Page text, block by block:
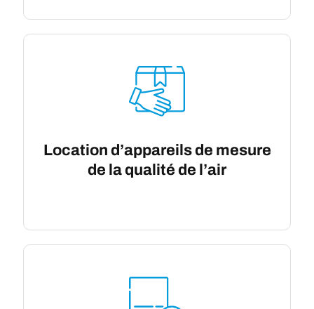
Location d’appareils de mesure
de la qualité de l’air